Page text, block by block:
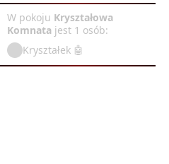
W pokoju Kryształowa
Komnata jest 1 osób:
Kryształek 🤖